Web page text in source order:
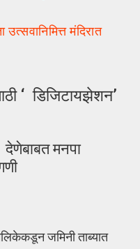
मंदिरात
‘ डिजिटायझेशन’
देणेबाबत मनपा
जमिनी ताब्यात